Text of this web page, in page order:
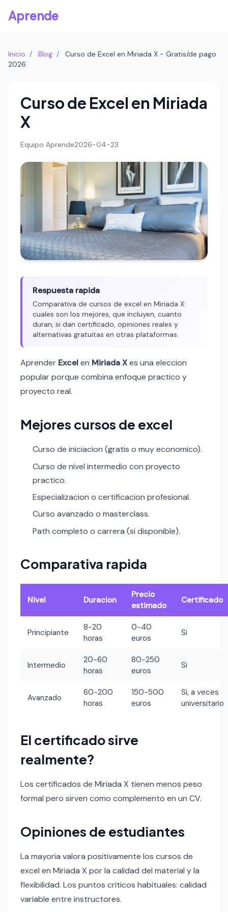
Aprende
Inicio / Blog /
Curso de Excel en Miriada X - Gratis/de pago
2026
Curso de Excel en Miriada
X
Equipo Aprende2026-04-23
Respuesta rapida
Comparativa de cursos de excel en Miriada X:
cuales son los mejores, que incluyen, cuanto
duran, si dan certificado, opiniones reales y
alternativas gratuitas en otras plataformas.
Aprender Excelen Miriada Xes una eleccion
popular porque combina enfoque practico y
proyecto real.
Mejores cursos de excel
Curso de iniciacion (gratis o muy economico).
Curso de nivel intermedio con proyecto
practico.
Especializacion o certificacion profesional.
Curso avanzado o masterclass.
Path completo o carrera (si disponible).
Comparativa rapida
Nivel Duracion
Precio
estimado
Certificado
Principiante
8-20
horas
0-40
euros
Si
Intermedio
20-60
horas
80-250
euros
Si
Avanzado
60-200
horas
150-500
euros
Si, a veces
universitario
El certificado sirve
realmente?
Los certificados de Miriada X tienen menos peso
formal pero sirven como complemento en un CV.
Opiniones de estudiantes
La mayoria valora positivamente los cursos de
excel en Miriada X por la calidad del material y la
flexibilidad. Los puntos criticos habituales: calidad
variable entre instructores.